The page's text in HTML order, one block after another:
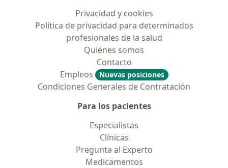
Privacidad y cookies
Política de privacidad para determinados
profesionales de la salud
Quiénes somos
Contacto
Empleos
Nuevas posiciones
Condiciones Generales de Contratación
Para los pacientes
Especialistas
Clínicas
Pregunta al Experto
Medicamentos